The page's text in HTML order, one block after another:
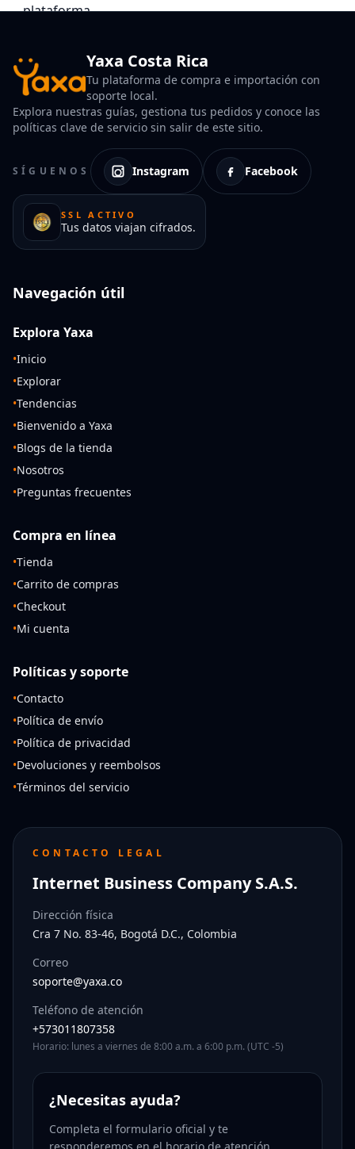
Yaxa Costa Rica
Tu plataforma de compra e importación con
soporte local.
Explora nuestras guías, gestiona tus pedidos y conoce las
políticas clave de servicio sin salir de este sitio.
SÍGUENOS Instagram Facebook
SSL ACTIVO
Tus datos viajan cifrados.
Navegación útil
Explora Yaxa
•Inicio
•Explorar
•Tendencias
•Bienvenido a Yaxa
•Blogs de la tienda
•Nosotros
•Preguntas frecuentes
Compra en línea
•Tienda
•Carrito de compras
•Checkout
•Mi cuenta
Políticas y soporte
•Contacto
•Política de envío
•Política de privacidad
•Devoluciones y reembolsos
•Términos del servicio
CONTACTO LEGAL
Internet Business Company S.A.S.
Dirección física
Cra 7 No. 83-46, Bogotá D.C., Colombia
Correo
soporte@yaxa.co
Teléfono de atención
+573011807358
Horario: lunes a viernes de 8:00 a.m. a 6:00 p.m. (UTC -5)
¿Necesitas ayuda?
Completa el formulario oficial y te